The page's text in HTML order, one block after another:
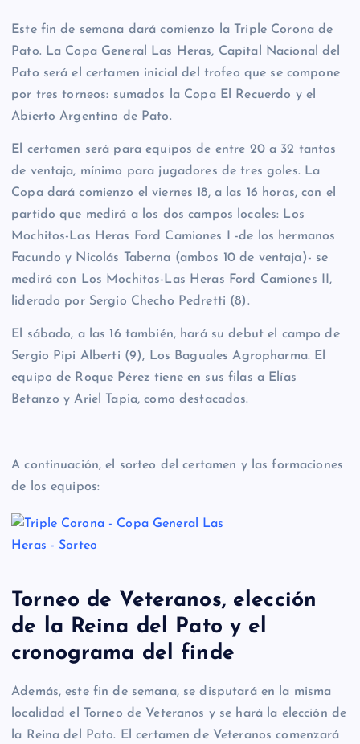
Este fin de semana dará comienzo la Triple Corona de
Pato. La Copa General Las Heras, Capital Nacional del
Pato será el certamen inicial del trofeo que se compone
por tres torneos: sumados la Copa El Recuerdo y el
Abierto Argentino de Pato.
El certamen será para equipos de entre 20 a 32 tantos
de ventaja, mínimo para jugadores de tres goles. La
Copa dará comienzo el viernes 18, a las 16 horas, con el
partido que medirá a los dos campos locales: Los
Mochitos-Las Heras Ford Camiones I -de los hermanos
Facundo y Nicolás Taberna (ambos 10 de ventaja)- se
medirá con Los Mochitos-Las Heras Ford Camiones II,
liderado por Sergio Checho Pedretti (8).
El sábado, a las 16 también, hará su debut el campo de
Sergio Pipi Alberti (9), Los Baguales Agropharma. El
equipo de Roque Pérez tiene en sus filas a Elías
Betanzo y Ariel Tapia, como destacados.
A continuación, el sorteo del certamen y las formaciones
de los equipos:
Torneo de Veteranos, elección
de la Reina del Pato y el
cronograma del finde
Además, este fin de semana, se disputará en la misma
localidad el Torneo de Veteranos y se hará la elección de
la Reina del Pato. El certamen de Veteranos comenzará